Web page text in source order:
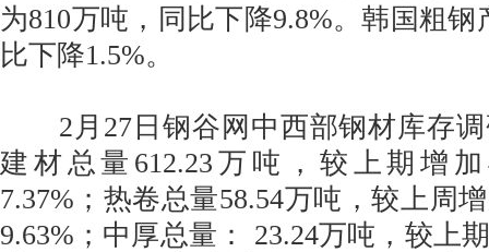
为810万吨，同比下降9.8%。韩国粗钢
比下降1.5%。
2月27日钢谷网中西部钢材库存调
建材总量612.23万吨，较上期增
7.37%；热卷总量58.54万吨，较上周
9.63%；中厚总量： 23.24万吨，较上